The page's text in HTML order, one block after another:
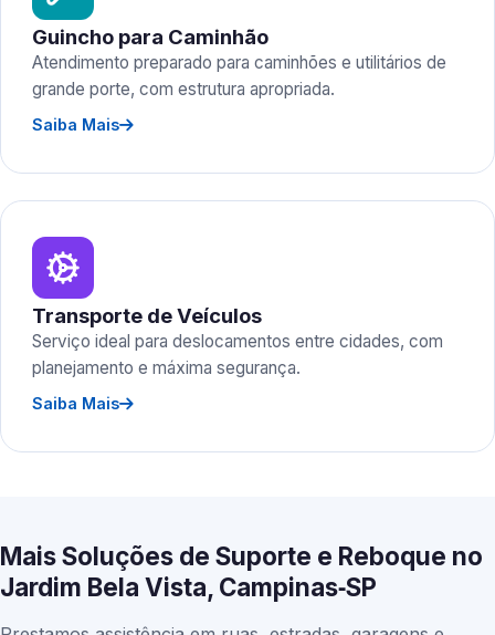
Guincho para Caminhão
Atendimento preparado para caminhões e utilitários de
grande porte, com estrutura apropriada.
Saiba Mais
Transporte de Veículos
Serviço ideal para deslocamentos entre cidades, com
planejamento e máxima segurança.
Saiba Mais
Mais Soluções de Suporte e Reboque no
Jardim Bela Vista, Campinas‑SP